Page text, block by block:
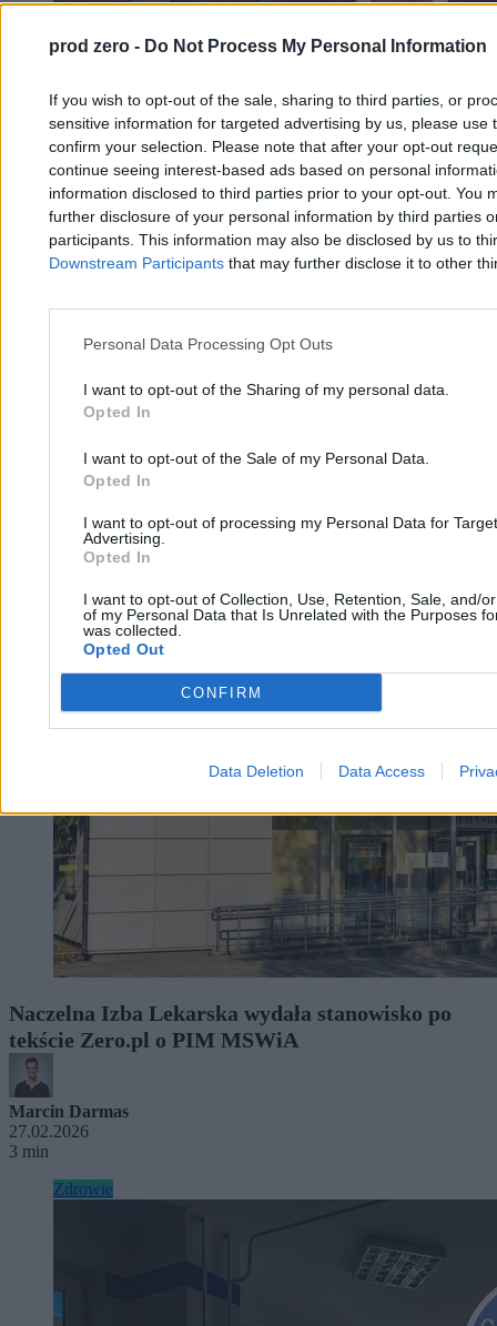
prod zero - Do Not Process My Personal Information
If you wish to opt-out of the sale, sharing to third parties, or
sensitive information for targeted advertising by us, please use
confirm your selection. Please note that after your opt-out
continue seeing interest-based ads based on personal
information disclosed to third parties prior to your opt-out. You
further disclosure of your personal information by third parties
participants. This information may also be disclosed by us to
Downstream Participants that may further disclose it to other
Personal Data Processing Opt Outs
I want to opt-out of the Sharing of my personal data.
Opted In
I want to opt-out of the Sale of my Personal Data.
Opted In
I want to opt-out of processing my Personal Data for
Advertising.
Opted In
I want to opt-out of Collection, Use, Retention, Sale, and/
of my Personal Data that Is Unrelated with the Purposes
was collected.
Opted Out
CONFIRM
Data Deletion Data Access
Tomasz Pałasz
Zdrowie
Naczelna Izba Lekarska wydała stanowisko po
tekście Zero.pl o PIM MSWiA
Marcin Darmas
27.02.2026
3 min
Zdrowie